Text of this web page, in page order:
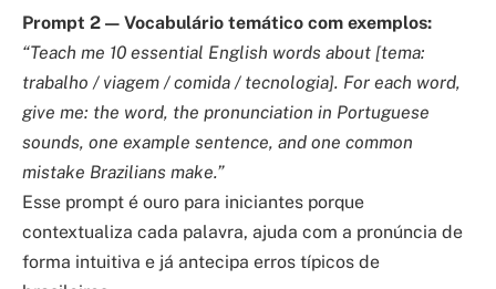
Prompt 2 — Vocabulário temático com exemplos:
“Teach me 10 essential English words about [tema:
trabalho / viagem / comida / tecnologia]. For each word,
give me: the word, the pronunciation in Portuguese
sounds, one example sentence, and one common
mistake Brazilians make.”
Esse prompt é ouro para iniciantes porque
contextualiza cada palavra, ajuda com a pronúncia de
forma intuitiva e já antecipa erros típicos de